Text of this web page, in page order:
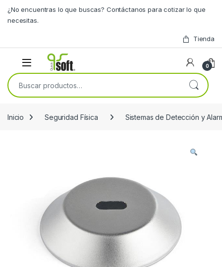
¿No encuentras lo que buscas? Contáctanos para cotizar lo que
necesitas.
Tienda
0
Buscar por:
Inicio Seguridad Física Sistemas de Detección y